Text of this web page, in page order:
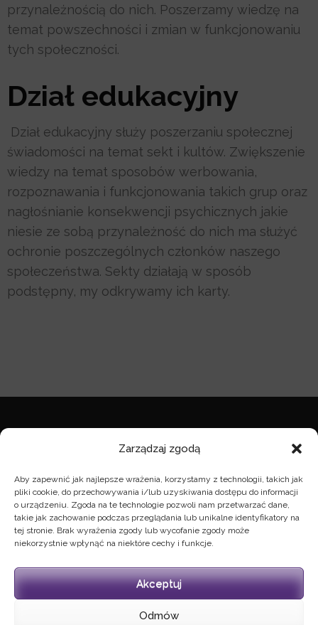
Zarządzaj zgodą
Aby zapewnić jak najlepsze wrażenia, korzystamy z technologii, takich jak
pliki cookie, do przechowywania i/lub uzyskiwania dostępu do informacji
o urządzeniu. Zgoda na te technologie pozwoli nam przetwarzać dane,
takie jak zachowanie podczas przeglądania lub unikalne identyfikatory na
tej stronie. Brak wyrażenia zgody lub wycofanie zgody może
niekorzystnie wpłynąć na niektóre cechy i funkcje.
Akceptuj
Odmów
przynależnością do nich. Poszerzamy wiedzę na
temat powszechności i zmian w funkcjonowaniu
tych społeczności.
Dział edukacyjny
Dział edukacyjny służy poszerzaniu społecznej
świadomości na temat sekt i kultów. Zwiększenie
wiedzy na temat sposobów werbowania,
rozpoznawania i funkcjonowania takich grup oraz
nagłośnianie konsekwencji psychicznych jakie
niesie ze sobą przynależność do nich ma służyć
ochronie poszczególnych członków naszego
społeczeństwa. Sekty działają w sposób
podstępny, my odkrywamy ich karty.
NOTA PRAWNA
nota prawna
KONTAKT
MEDIA SPOŁECZNOŚCIOWE